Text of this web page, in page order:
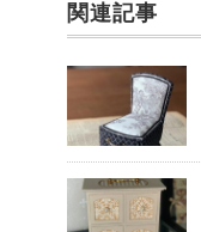
関連記事